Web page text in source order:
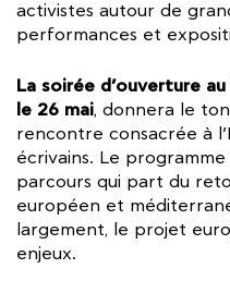
activistes autour de
performances et
La soirée d’ouverture
le 26 mai, donnera le
rencontre consacrée à
écrivains. Le
parcours qui part du
européen et
largement, le projet
enjeux.